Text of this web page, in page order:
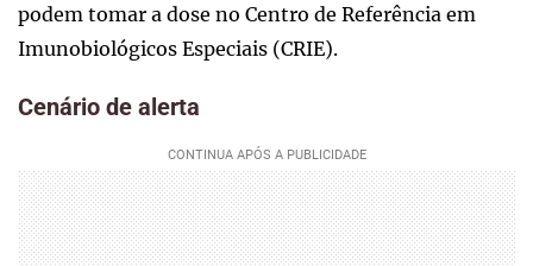
podem tomar a dose no Centro de Referência em
Imunobiológicos Especiais (CRIE).
Cenário de alerta